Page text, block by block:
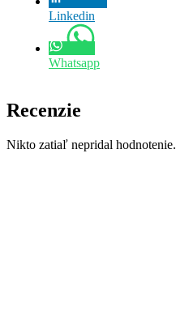
Linkedin
Whatsapp
Recenzie
Nikto zatiaľ nepridal hodnotenie.